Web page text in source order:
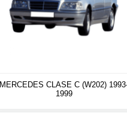
MERCEDES CLASE C (W202)
1999